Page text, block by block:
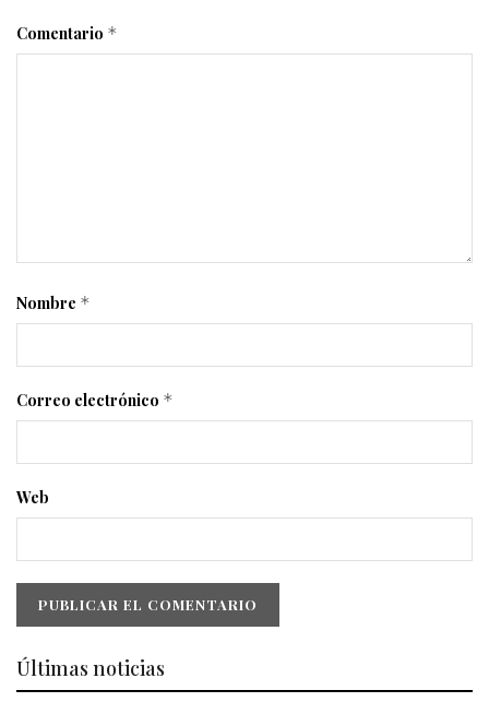
Comentario *
Nombre *
Correo electrónico *
Web
Últimas noticias